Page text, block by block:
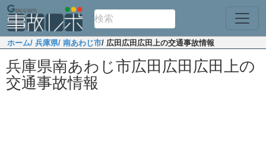
ホーム/ 兵庫県/ 南あわじ市/ 広田広田広田上の交通事故情報
兵庫県南あわじ市広田広田広田上の
交通事故情報